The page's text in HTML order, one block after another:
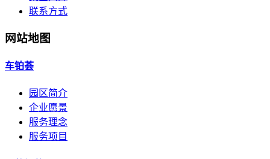
联系方式
网站地图
车铂荟
园区简介
企业愿景
服务理念
服务项目